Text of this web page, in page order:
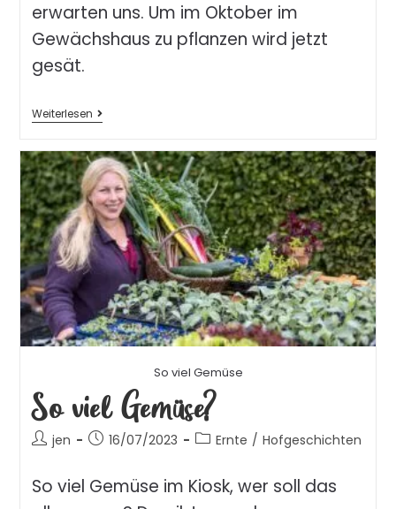
erwarten uns. Um im Oktober im
Gewächshaus zu pflanzen wird jetzt
gesät.
Weiterlesen
So viel Gemüse
So viel Gemüse?
jen 16/07/2023 Ernte / Hofgeschichten
So viel Gemüse im Kiosk, wer soll das